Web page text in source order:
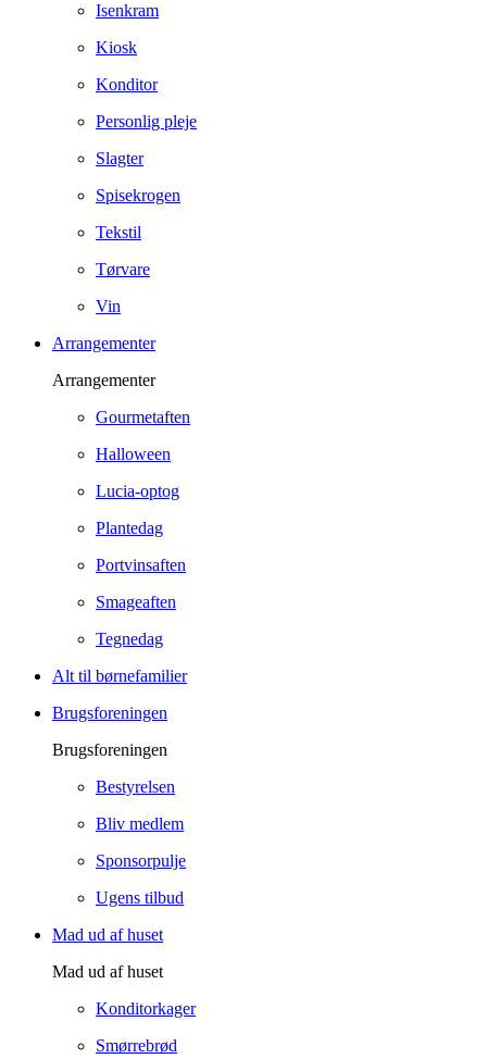
Isenkram
Kiosk
Konditor
Personlig pleje
Slagter
Spisekrogen
Tekstil
Tørvare
Vin
Arrangementer
Arrangementer
Gourmetaften
Halloween
Lucia-optog
Plantedag
Portvinsaften
Smageaften
Tegnedag
Alt til børnefamilier
Brugsforeningen
Brugsforeningen
Bestyrelsen
Bliv medlem
Sponsorpulje
Ugens tilbud
Mad ud af huset
Mad ud af huset
Konditorkager
Smørrebrød